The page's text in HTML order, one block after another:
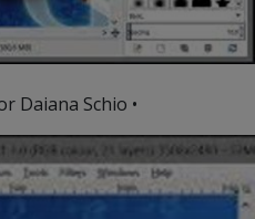
Daiana Schio •